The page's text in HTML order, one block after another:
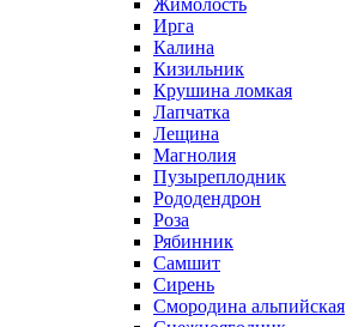
Жимолость
Ирга
Калина
Кизильник
Крушина ломкая
Лапчатка
Лещина
Магнолия
Пузыреплодник
Рододендрон
Роза
Рябинник
Самшит
Сирень
Смородина альпийская